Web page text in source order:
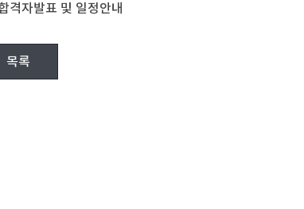
격자발표 및 일정안내
목록